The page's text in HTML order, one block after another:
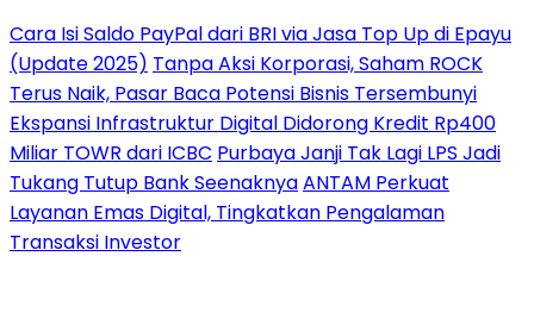
Cara Isi Saldo PayPal dari BRI via Jasa Top Up di Epayu
(Update 2025) Tanpa Aksi Korporasi, Saham ROCK
Terus Naik, Pasar Baca Potensi Bisnis Tersembunyi
Ekspansi Infrastruktur Digital Didorong Kredit Rp400
Miliar TOWR dari ICBC Purbaya Janji Tak Lagi LPS Jadi
Tukang Tutup Bank SeenaknyaANTAM Perkuat
Layanan Emas Digital, Tingkatkan Pengalaman
Transaksi Investor